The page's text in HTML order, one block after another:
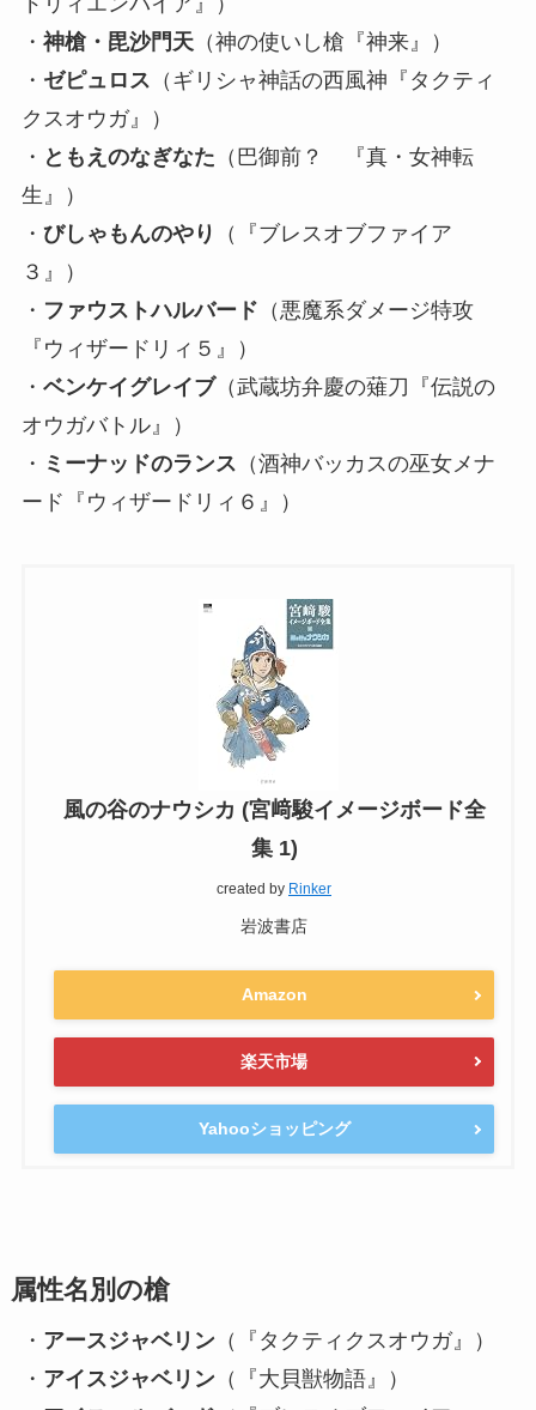
・ 神槍・毘沙門天（神の使いし槍『神来』）
・ ゼピュロス （ギリシャ神話の西風神『タクティ
クスオウガ』）
・ ともえのなぎなた （巴御前？ 『真・女神転
生』）
・ びしゃもんのやり
（『ブレスオブファイア
３』）
・ ファウストハルバード （悪魔系ダメージ特攻
『ウィザードリィ５』）
・ ベンケイグレイブ（武蔵坊弁慶の薙刀『伝説の
オウガバトル』）
・ ミーナッドのランス （酒神バッカスの巫女メナ
ード『ウィザードリィ６』）
風の谷のナウシカ (宮﨑駿イメージボード全
集 1)
created by Rinker
岩波書店
Amazon
楽天市場
Yahooショッピング
属性名別の槍
・ アースジャベリン（『タクティクスオウガ』）
・ アイスジャベリン（『大貝獣物語』）